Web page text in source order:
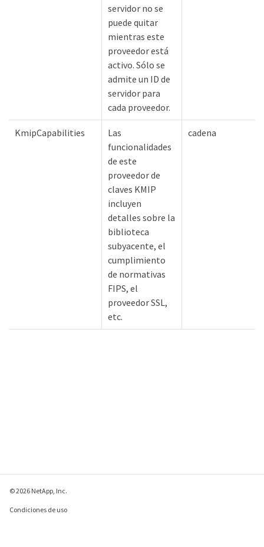
servidor no se
puede quitar
mientras este
proveedor está
activo. Sólo se
admite un ID de
servidor para
cada proveedor.
KmipCapabilities
Las
funcionalidades
de este
proveedor de
claves KMIP
incluyen
detalles sobre la
biblioteca
subyacente, el
cumplimiento
de normativas
FIPS, el
proveedor SSL,
etc.
cadena
© 2026 NetApp, Inc.
Condiciones de uso